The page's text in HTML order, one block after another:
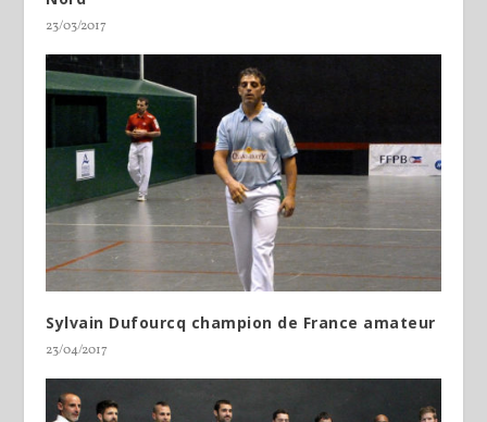
23/03/2017
Sylvain Dufourcq champion de France amateur
23/04/2017